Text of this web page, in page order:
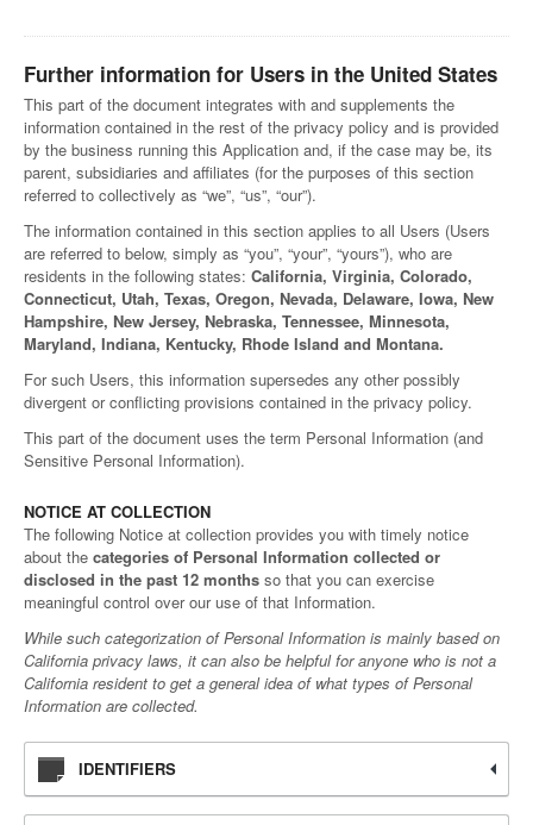
Further information for Users in the United States
This part of the document integrates with and supplements the
information contained in the rest of the privacy policy and is provided
by the business running this Application and, if the case may be, its
parent, subsidiaries and affiliates (for the purposes of this section
referred to collectively as “we”, “us”, “our”).
The information contained in this section applies to all Users (Users
are referred to below, simply as “you”, “your”, “yours”), who are
residents in the following states: California, Virginia, Colorado,
Connecticut, Utah, Texas, Oregon, Nevada, Delaware, Iowa, New
Hampshire, New Jersey, Nebraska, Tennessee, Minnesota,
Maryland, Indiana, Kentucky, Rhode Island and Montana.
For such Users, this information supersedes any other possibly
divergent or conflicting provisions contained in the privacy policy.
This part of the document uses the term Personal Information (and
Sensitive Personal Information).
NOTICE AT COLLECTION
The following Notice at collection provides you with timely notice
about the categories of Personal Information collected or
disclosed in the past 12 months so that you can exercise
meaningful control over our use of that Information.
While such categorization of Personal Information is mainly based on
California privacy laws, it can also be helpful for anyone who is not a
California resident to get a general idea of what types of Personal
Information are collected.
IDENTIFIERS